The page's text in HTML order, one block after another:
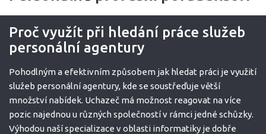
Proč využít při hledání práce služeb
personální agentury
Pohodlným a efektivním způsobem jak hledat práci je využití
služeb personální agentury, kde se soustřeďuje větší
množství nabídek. Uchazeč má možnost reagovat na více
pozic najednou u různých společností v rámci jedné schůzky.
Výhodou naší specializace v oblasti informatiky je dobře